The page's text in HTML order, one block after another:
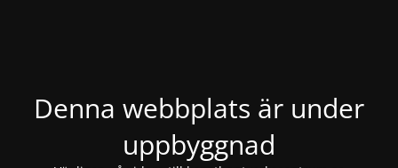
Denna webbplats är under
uppbyggnad